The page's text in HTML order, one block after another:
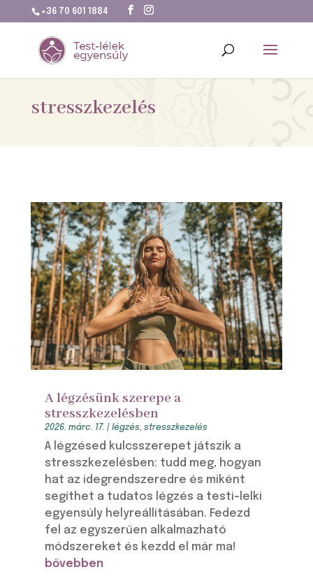
+36 70 601 1884
stresszkezelés
A légzésünk szerepe a
stresszkezelésben
2026. márc. 17. | légzés, stresszkezelés
A légzésed kulcsszerepet játszik a
stresszkezelésben: tudd meg, hogyan
hat az idegrendszeredre és miként
segíthet a tudatos légzés a testi-lelki
egyensúly helyreállításában. Fedezd
fel az egyszerűen alkalmazható
módszereket és kezdd el már ma!
bővebben